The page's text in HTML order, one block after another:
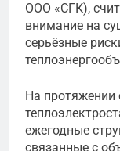
ООО «СГК),
внимание на
серьёзные
На
ежегодные
связанные с